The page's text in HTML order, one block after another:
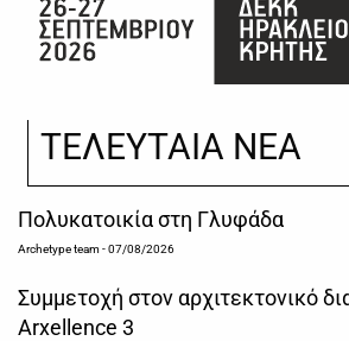
ΤΕΛΕΥΤΑΙΑ ΝΕΑ
Πολυκατοικία στη Γλυφάδα
Archetype team- 07/08/2026
Συμμετοχή στον αρχιτεκτονικό
Arxellence 3